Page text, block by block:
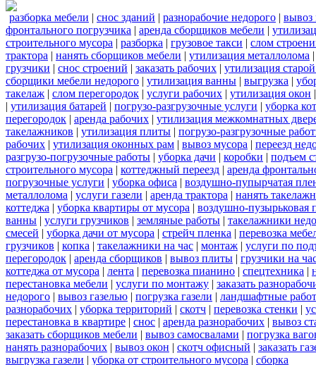
разборка мебели | снос зданий | разнорабочие недорого | вывоз
фронтального погрузчика | аренда сборщиков мебели |
строительного мусора | разборка | грузовое такси | слом
трактора | нанять сборщиков мебели | утилизация металлолома
грузчики | снос строений | заказать рабочих | утилизация
сборщики мебели недорого | утилизация ванны | выгрузка |
такелаж | слом перегородок | услуги рабочих | утилизация окон
| утилизация батарей | погрузо-разгрузочные услуги | уборка
перегородок | аренда рабочих | утилизация межкомнатных
такелажников | утилизация плиты | погрузо-разгрузочные
рабочих | утилизация оконных рам | вывоз мусора | переезд
разгрузо-погрузочные работы | уборка дачи | коробки | подъем
строительного мусора | коттеджный переезд | аренда
погрузочные услуги | уборка офиса | воздушно-пупырчатая
металлолома | услуги газели | аренда трактора | нанять
коттеджа | уборка квартиры от мусора | воздушно-пузырьковая
ванны | услуги грузчиков | земляные работы | такелажники
смесей | уборка дачи от мусора | стрейч пленка | перевозка
грузчиков | копка | такелажники на час | монтаж | услуги по
перегородок | аренда сборщиков | вывоз плиты | грузчики на
коттеджа от мусора | лента | перевозка пианино | спецтехника |
перестановка мебели | услуги по монтажу | заказать
недорого | вывоз газелью | погрузка газели | ландшафтные
разнорабочих | уборка территорий | скотч | перевозка стенки |
перестановка в квартире | снос | аренда разнорабочих | вывоз
заказать сборщиков мебели | вывоз самосвалами | погрузка
нанять разнорабочих | вывоз окон | скотч офисный | заказать
выгрузка газели | уборка от строительного мусора | сборка